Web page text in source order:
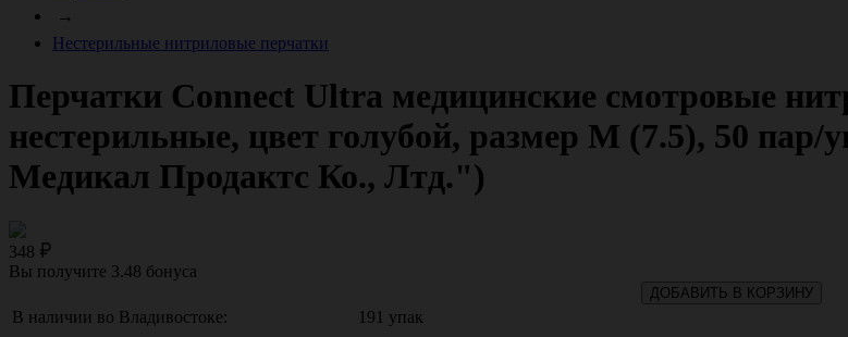
→
Нестерильные нитриловые перчатки
Перчатки Connect Ultra медицинские смотровые
нестерильные, цвет голубой, размер M (7.5), 50
Медикал Продактс Ко., Лтд.")
348
Вы получите 3.48 бонуса
ДОБАВИТЬ В КОРЗИНУ
В наличии во Владивостоке: 191 упак